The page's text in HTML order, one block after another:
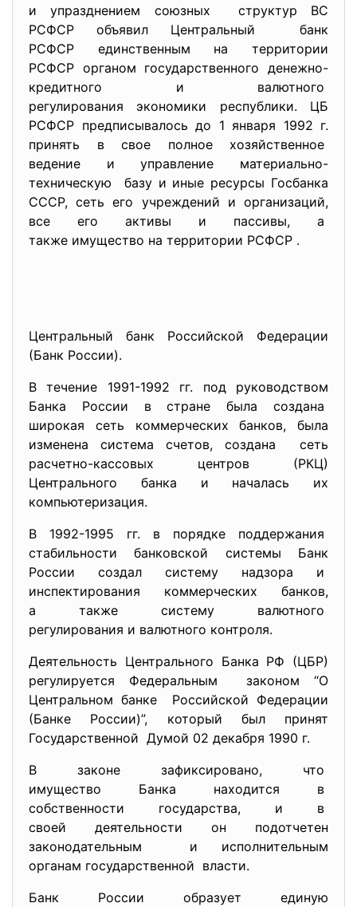
и упразднением союзных структур ВС
РСФСР объявил Центральный банк
РСФСР единственным на территории
РСФСР органом государственного денежно-
кредитного и валютного
регулирования экономики республики. ЦБ
РСФСР предписывалось до 1 января 1992 г.
принять в свое полное хозяйственное
ведение и управление материально-
техническую базу и иные ресурсы Госбанка
СССР, сеть его учреждений и организаций,
все его активы и пассивы, а
также имущество на территории РСФСР .
Центральный банк Российской Федерации
(Банк России).
В течение 1991-1992 гг. под руководством
Банка России в стране была создана
широкая сеть коммерческих банков, была
изменена система счетов, создана сеть
расчетно-кассовых центров (РКЦ)
Центрального банка и началась их
компьютеризация.
В 1992-1995 гг. в порядке поддержания
стабильности банковской системы Банк
России создал систему надзора и
инспектирования коммерческих банков,
а также систему валютного
регулирования и валютного контроля.
Деятельность Центрального Банка РФ (ЦБР)
регулируется Федеральным законом “О
Центральном банке Российской Федерации
(Банке России)”, который был принят
Государственной Думой 02 декабря 1990 г.
В законе зафиксировано, что
имущество Банка находится в
собственности государства, и в
своей деятельности он подотчетен
законодательным и исполнительным
органам государственной власти.
Банк России образует единую